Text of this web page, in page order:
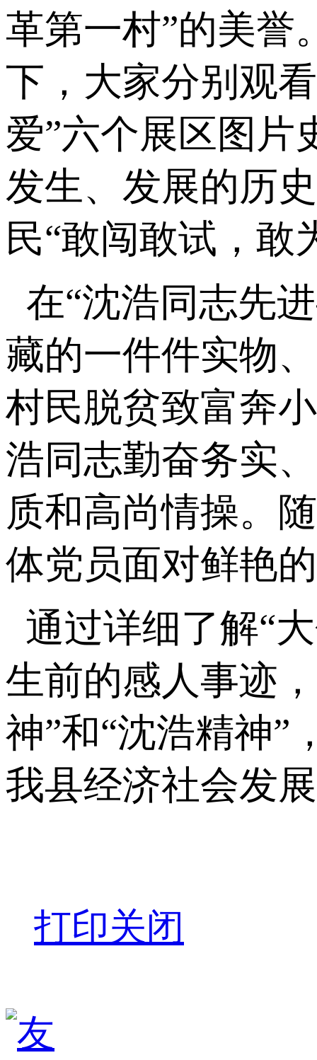
革第一村”的美誉
下，大家分别观
爱”六个展区图片
发生、发展的历
民“敢闯敢试，敢
在“沈浩同志先
藏的一件件实物
村民脱贫致富奔
浩同志勤奋务实
质和高尚情操。
体党员面对鲜艳
通过详细了解“
生前的感人事迹
神”和“沈浩精神”
我县经济社会发
打印关闭